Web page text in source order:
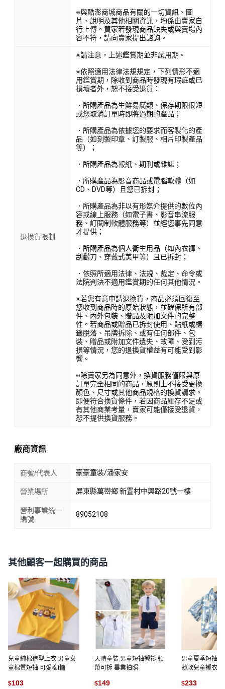
※與酷澎商城商品有關的一切資訊、圖
片、說明及其他相關資訊，均係由賣家自
行上傳。買家若發現商品缺失或與賣場內
容不符，請向賣家提出諮詢。
退換貨限制
※請注意，上述鑑賞期並非試用期。
※依照適用法律法規規定，下列情形不適
用鑑賞期，除收到商品時發現有瑕疵或已
損壞者外，恕不接受退貨：
．所購產品為生鮮易腐類、保存期限很短
或您取消訂單時即將過期的產品；
．所購產品為依據您的要求而客製化的產
品（如刻製印章、訂製服、相片印製產品
等）；
．所購產品為報紙、期刊或雜誌；
．所購產品為影音商品或電腦軟體（如
CD、DVD等）且您已拆封；
．所購產品為非以有形媒介提供的數位內
容或線上服務（如電子書、影音串流服
務、訂閱制軟體服務等）並經您事先同意
才提供；
．所購產品為個人衛生用品（如內衣褲、
刮鬍刀、穿戴式美甲等）且已拆封；
．依照所適用法律、法規、裁定、命令或
法院判決不適用鑑賞期的任何其他情況。
※若您有意申請退換貨，商品必須回復至
您收到商品時的原始狀態，並確保所有部
件、內外包裝、贈品及附加文件的完整
性。若商品或贈品已拆封使用、貼紙或標
籤脫落、吊牌拆除、或有任何部件、包
裝、贈品或附加文件遺失、故障、受到污
損等情況，您的退換貨權益有可能受到影
響。
※除賣家另為同意外，換貨服務僅限與原
訂單完全相同的商品，原則上不接受更換
顏色、尺寸或其他商品規格的換貨請求。
即便符合換貨條件，若因商品庫存不足或
有其他商業考量，賣家可能僅接受退貨，
恕不提供換貨服務。
廠商資訊
商號/代表人 豪豪童裝/潘家安
營業場所 屏東縣萬巒鄉 新置村中興路20號一樓
營利事業統一
編號
89052108
其他顧客一起購買的商品
兒童純棉造型上衣 男童女
童棉質短袖 可愛棉t恤
$103
天晴童裝 男童短袖襯衫 領
帶可拆 畢業拍照
$149
男童夏季短袖襯
薄款兒童襯衣
$233